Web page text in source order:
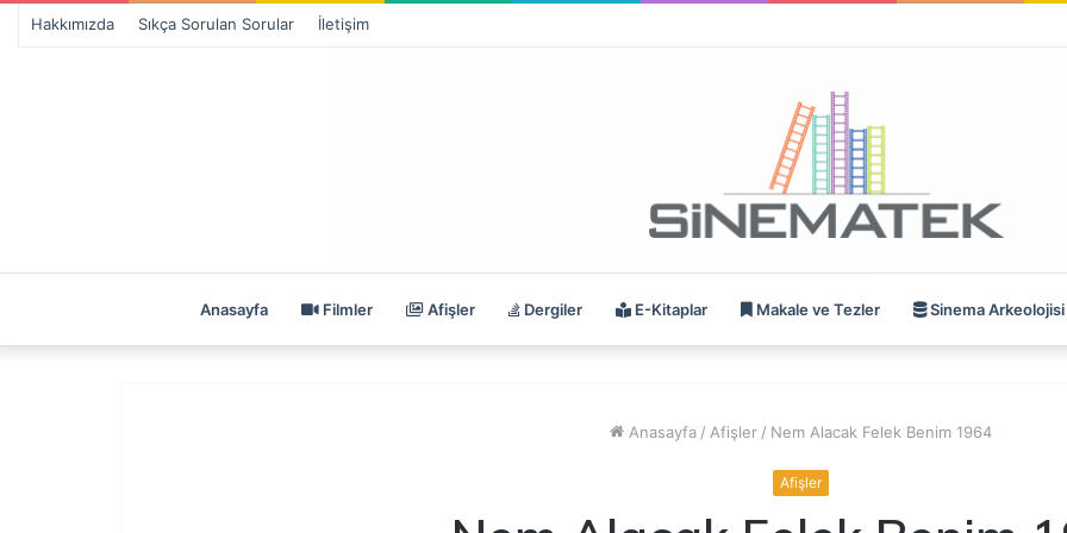
Hakkımızda Sıkça Sorulan Sorular İletişim
Anasayfa Filmler Afişler Dergiler E-Kitaplar Makale ve Tezler Sinema Arkeolojisi
Anasayfa / Afişler / Nem Alacak Felek Benim 1964
Afişler